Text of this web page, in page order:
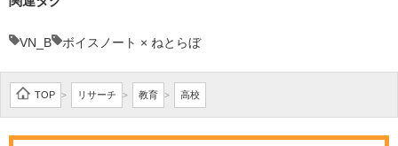
VN_B ボイスノート × ねとらぼ
TOP > リサーチ > 教育 > 高校